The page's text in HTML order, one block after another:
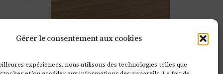
Gérer le consentement aux cookies
expériences, nous utilisons des technologies telles que
la
Puzzle 35 pièces –